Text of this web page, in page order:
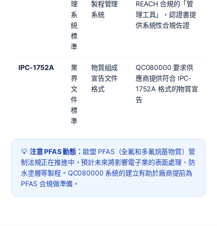
理
系
統
標
準
製程管理
系統
REACH 合規的「管
理工具」，認證書提
供系統性合規佐證
IPC-1752A
業
界
文
件
標
準
物質組成
宣告文件
格式
QC080000 要求供
應商提供符合 IPC-
1752A 格式的物質宣
告
💡 注意 PFAS 動態： 歐盟 PFAS（全氟和多氟烷基物質）管
制法規正在推進中，預計未來將影響電子業的表面處理、防
水塗層等製程。QC080000 系統的建立有助於廠商提前為
PFAS 合規做準備。